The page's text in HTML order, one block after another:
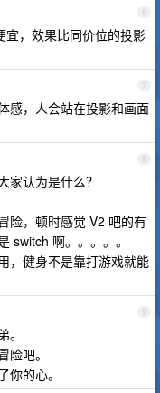
6
宜，效果比同价位的投影
7
感，人会站在投影和画面
8
家认为是什么？
险，顿时感觉 V2 吧的有
switch 啊。。。。。
，健身不是靠打游戏就能
9
吧。
的心。